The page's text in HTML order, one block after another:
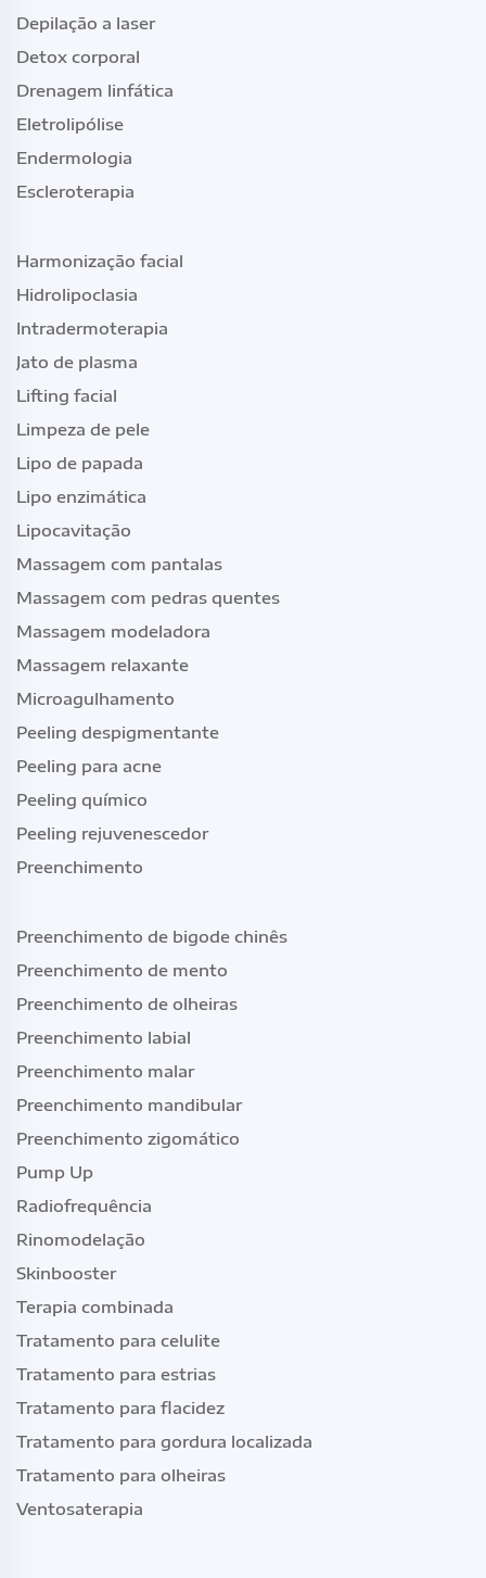
Depilação a laser
Detox corporal
Drenagem linfática
Eletrolipólise
Endermologia
Escleroterapia
Harmonização facial
Hidrolipoclasia
Intradermoterapia
Jato de plasma
Lifting facial
Limpeza de pele
Lipo de papada
Lipo enzimática
Lipocavitação
Massagem com pantalas
Massagem com pedras quentes
Massagem modeladora
Massagem relaxante
Microagulhamento
Peeling despigmentante
Peeling para acne
Peeling químico
Peeling rejuvenescedor
Preenchimento
Preenchimento de bigode chinês
Preenchimento de mento
Preenchimento de olheiras
Preenchimento labial
Preenchimento malar
Preenchimento mandibular
Preenchimento zigomático
Pump Up
Radiofrequência
Rinomodelação
Skinbooster
Terapia combinada
Tratamento para celulite
Tratamento para estrias
Tratamento para flacidez
Tratamento para gordura localizada
Tratamento para olheiras
Ventosaterapia